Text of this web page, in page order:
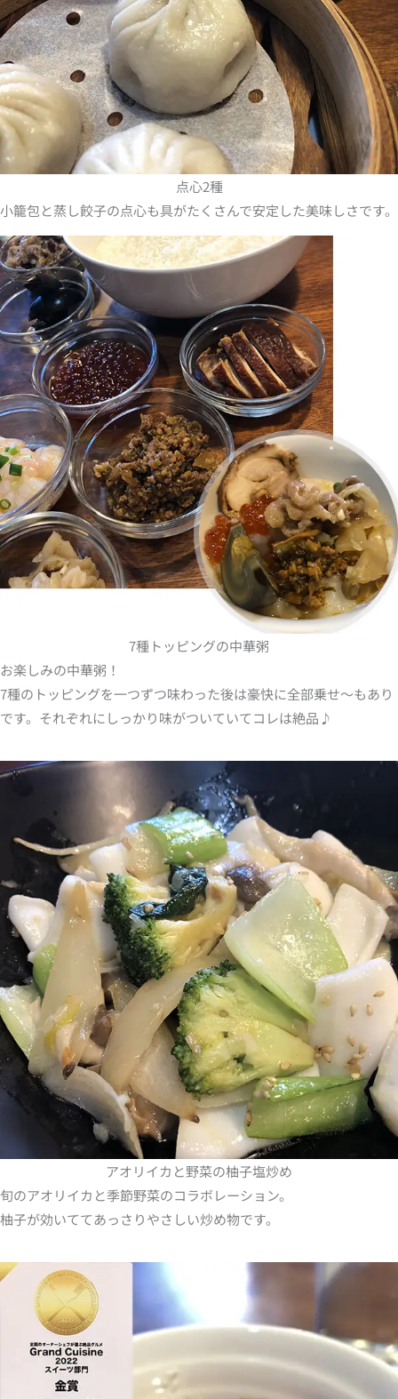
点心2種
小籠包と蒸し餃子の点心も具がたくさんで安定した美味しさです。
7種トッピングの中華粥
お楽しみの中華粥！
7種のトッピングを一つずつ味わった後は豪快に全部乗せ～もあり
です。それぞれにしっかり味がついていてコレは絶品♪
アオリイカと野菜の柚子塩炒め
旬のアオリイカと季節野菜のコラボレーション。
柚子が効いててあっさりやさしい炒め物です。